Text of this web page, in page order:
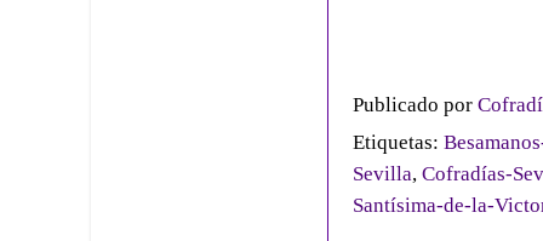
Publicado por
Etiquetas:
Sevilla, Cofradías-
Santísima-de-la-